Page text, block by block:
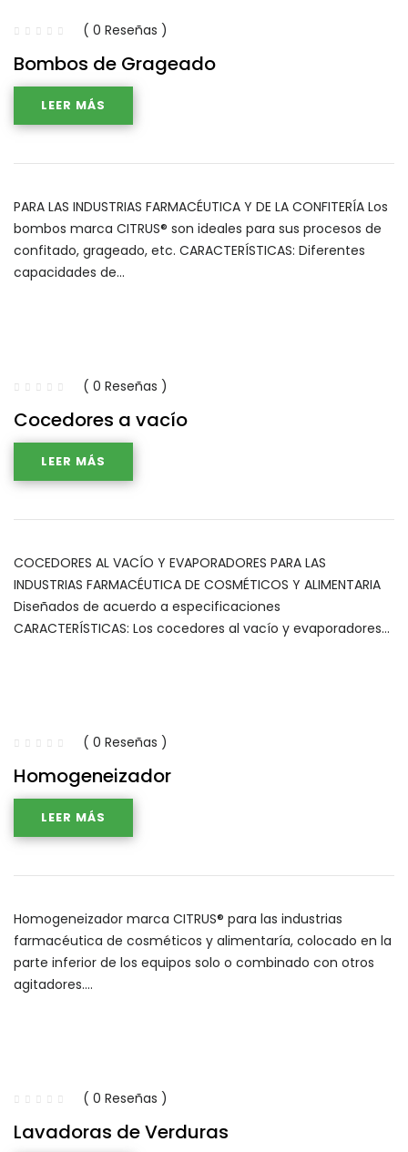
( 0 Reseñas )
Bombos de Grageado
LEER MÁS
PARA LAS INDUSTRIAS FARMACÉUTICA Y DE LA CONFITERÍA Los
bombos marca CITRUS® son ideales para sus procesos de
confitado, grageado, etc. CARACTERÍSTICAS: Diferentes
capacidades de…
( 0 Reseñas )
Cocedores a vacío
LEER MÁS
COCEDORES AL VACÍO Y EVAPORADORES PARA LAS
INDUSTRIAS FARMACÉUTICA DE COSMÉTICOS Y ALIMENTARIA
Diseñados de acuerdo a especificaciones
CARACTERÍSTICAS: Los cocedores al vacío y evaporadores…
( 0 Reseñas )
Homogeneizador
LEER MÁS
Homogeneizador marca CITRUS® para las industrias
farmacéutica de cosméticos y alimentaría, colocado en la
parte inferior de los equipos solo o combinado con otros
agitadores.…
( 0 Reseñas )
Lavadoras de Verduras